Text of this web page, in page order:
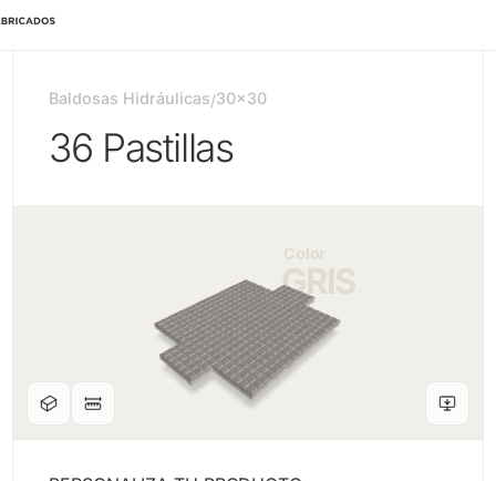
Color
GRIS
Baldosas Hidráulicas/30x30
36 Pastillas